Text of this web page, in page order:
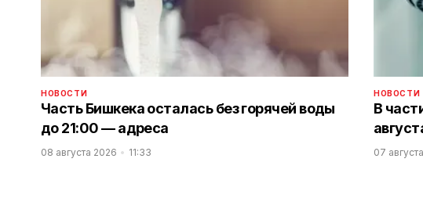
НОВОСТИ
Часть Бишкека осталась без горячей воды
до 21:00 — адреса
08 августа 2026 11:33
НОВОСТИ
В
07